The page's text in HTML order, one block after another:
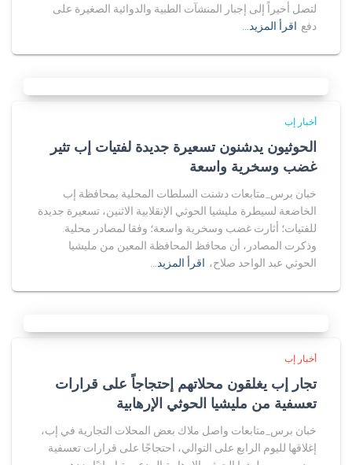
لتصل أخيراً إلى إجبار المنشآت الطبية والدوائية الصغيرة على
دفع اقرأ المزيد…
أخبار إب
الحوثيون يدشنون تسعيرة جديدة لفتيات إب تثير
غضب وسخرية واسعة
خبان برس_متابعات دشنت السلطات المحلية بمحافظة إب
الخاضعة لسيطرة مليشيا الحوثي الإنقلابية الاثنين، تسعيرة جديدة
للفتيات؛ أثارت غضب وسخرية واسعة؛ وفقا لمصادر محلية.
وذكرت المصادر، أن محافظ المحافظة المعين من مليشيا
الحوثي عبد الواحد صلاح، اقرأ المزيد…
أخبار إب
تجار إب يغلقون محلاتهم إحتجاجاً على قرارات
تعسفية من مليشيا الحوثي الإرهابية
خبان برس_متابعات واصل ملاك بعض المحلات التجارية في إب،
إغلاقها لليوم الرابع على التوالي، احتجاجًا على قرارات تعسفية